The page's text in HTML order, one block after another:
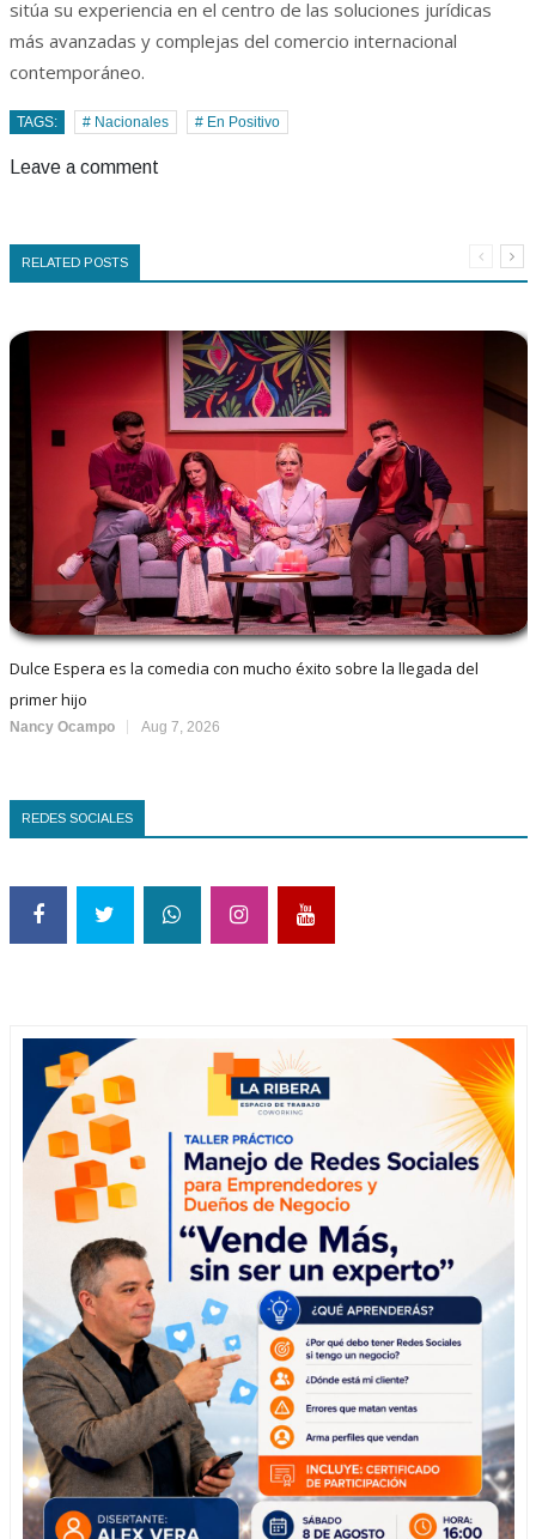
sitúa su experiencia en el centro de las soluciones jurídicas
más avanzadas y complejas del comercio internacional
contemporáneo.
TAGS: # Nacionales # En Positivo
Leave a comment
RELATED POSTS
Dulce Espera es la comedia con mucho éxito sobre la llegada del
primer hijo
Nancy Ocampo Aug 7, 2026
REDES SOCIALES